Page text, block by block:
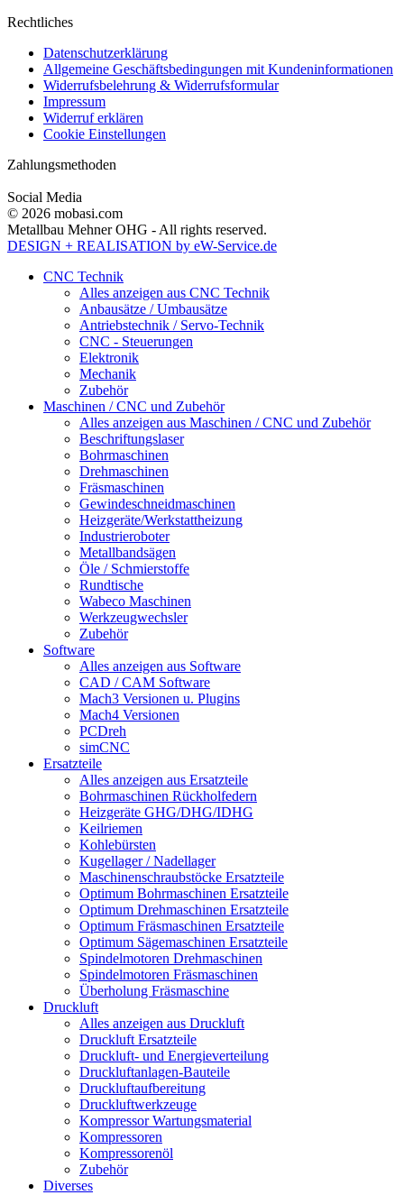
Rechtliches
Datenschutzerklärung
Allgemeine Geschäftsbedingungen mit Kundeninformationen
Widerrufsbelehrung & Widerrufsformular
Impressum
Widerruf erklären
Cookie Einstellungen
Zahlungsmethoden
Social Media
© 2026 mobasi.com
Metallbau Mehner OHG - All rights reserved.
DESIGN + REALISATION by eW-Service.de
CNC Technik
Alles anzeigen aus CNC Technik
Anbausätze / Umbausätze
Antriebstechnik / Servo-Technik
CNC - Steuerungen
Elektronik
Mechanik
Zubehör
Maschinen / CNC und Zubehör
Alles anzeigen aus Maschinen / CNC und Zubehör
Beschriftungslaser
Bohrmaschinen
Drehmaschinen
Fräsmaschinen
Gewindeschneidmaschinen
Heizgeräte/Werkstattheizung
Industrieroboter
Metallbandsägen
Öle / Schmierstoffe
Rundtische
Wabeco Maschinen
Werkzeugwechsler
Zubehör
Software
Alles anzeigen aus Software
CAD / CAM Software
Mach3 Versionen u. Plugins
Mach4 Versionen
PCDreh
simCNC
Ersatzteile
Alles anzeigen aus Ersatzteile
Bohrmaschinen Rückholfedern
Heizgeräte GHG/DHG/IDHG
Keilriemen
Kohlebürsten
Kugellager / Nadellager
Maschinenschraubstöcke Ersatzteile
Optimum Bohrmaschinen Ersatzteile
Optimum Drehmaschinen Ersatzteile
Optimum Fräsmaschinen Ersatzteile
Optimum Sägemaschinen Ersatzteile
Spindelmotoren Drehmaschinen
Spindelmotoren Fräsmaschinen
Überholung Fräsmaschine
Druckluft
Alles anzeigen aus Druckluft
Druckluft Ersatzteile
Druckluft- und Energieverteilung
Druckluftanlagen-Bauteile
Druckluftaufbereitung
Druckluftwerkzeuge
Kompressor Wartungsmaterial
Kompressoren
Kompressorenöl
Zubehör
Diverses